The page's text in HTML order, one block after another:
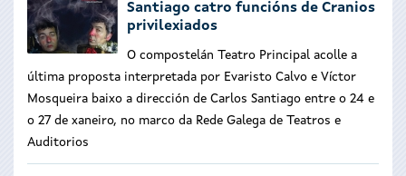
Santiago catro funcións de Cranios
privilexiados
O compostelán Teatro Principal acolle a
última proposta interpretada por Evaristo Calvo e Víctor
Mosqueira baixo a dirección de Carlos Santiago entre o 24 e
o 27 de xaneiro, no marco da Rede Galega de Teatros e
Auditorios